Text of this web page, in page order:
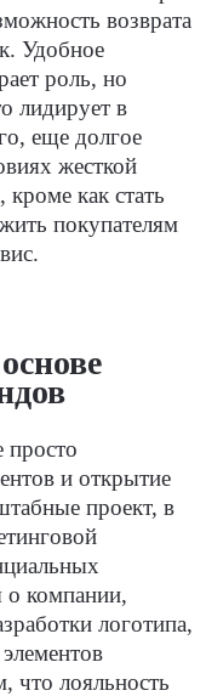
возврата
Удобное
роль, но
лидирует в
еще долгое
жесткой
как стать
покупателям
просто
и открытие
проект, в
о компании,
логотипа,
что лояльность